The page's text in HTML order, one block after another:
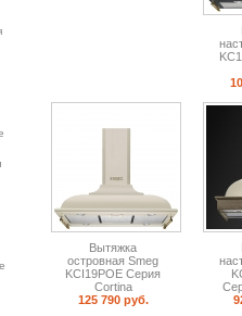
Вытяжка
островная Smeg
KCI19POE Серия
Cortina
125 790 руб.